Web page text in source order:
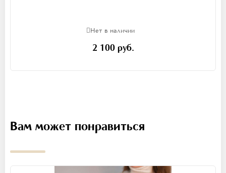
Нет в наличии
2 100 руб.
Вам может понравиться